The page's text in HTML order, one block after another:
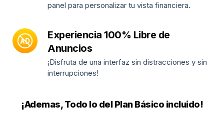
panel para personalizar tu vista financiera.
Experiencia 100% Libre de
Anuncios
¡Disfruta de una interfaz sin distracciones y sin
interrupciones!
¡Ademas, Todo lo del Plan Básico incluido!